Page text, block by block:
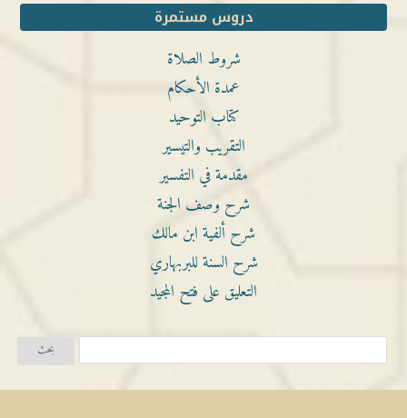
دروس مستمرة
شروط الصلاة
عمدة الأحكام
كتاب التوحيد
التقريب والتيسير
مقدمة في التفسير
شرح وصف الجنة
شرح ألفية ابن مالك
شرح السنة للبربهاري
التعليق على فتح المجيد